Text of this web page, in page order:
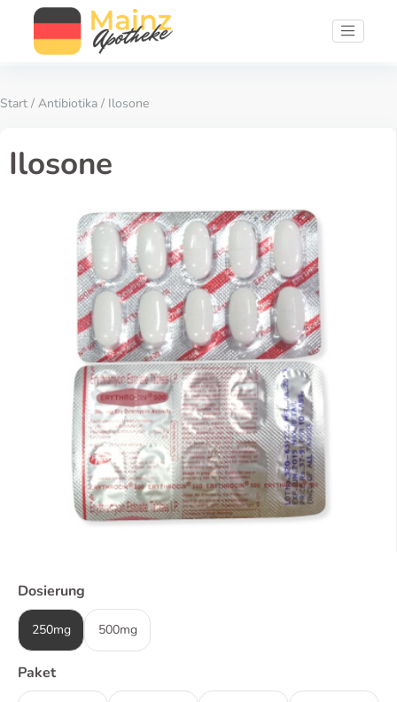
Start / Antibiotika / Ilosone
Ilosone
Dosierung
250mg 500mg
Paket